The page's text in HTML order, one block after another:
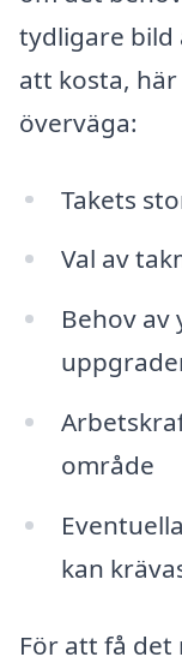
tydligare bild
att kosta,
överväga:
Takets
Val av
Behov
område
kan
För att få